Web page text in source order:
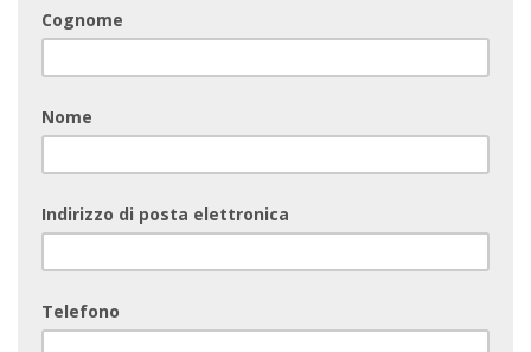
Cognome
Nome
Indirizzo di posta elettronica
Telefono